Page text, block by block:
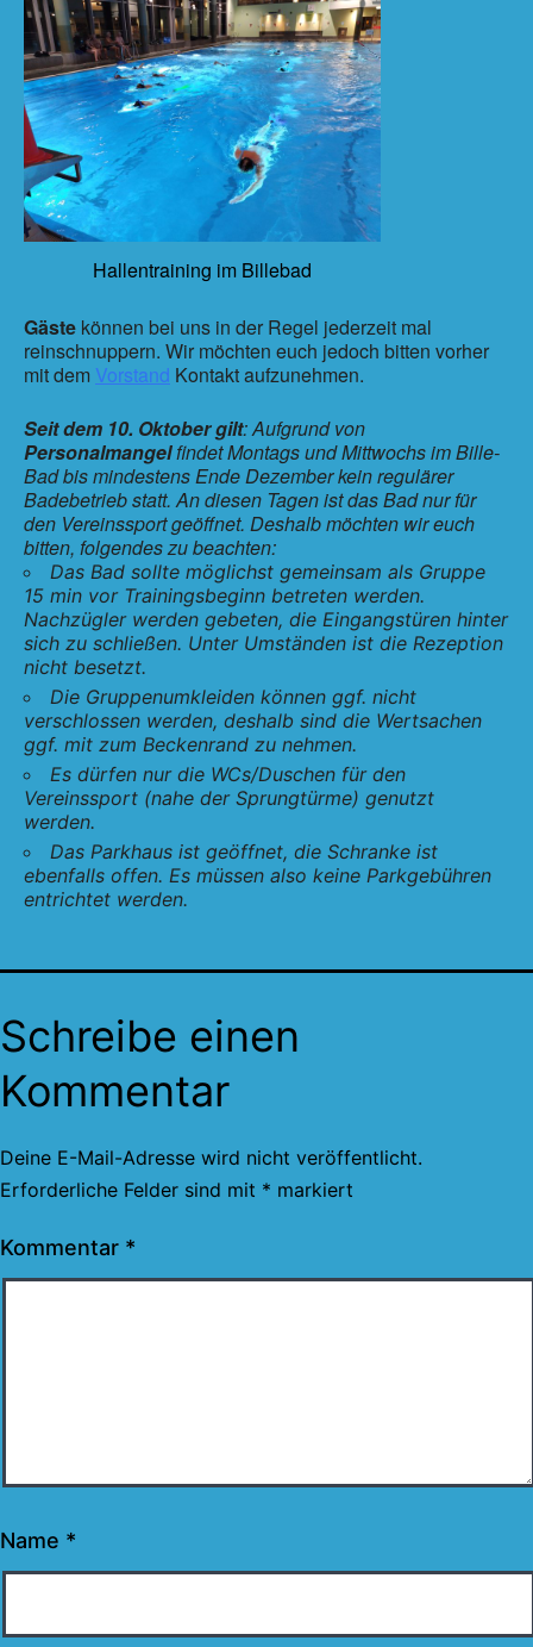
Hallentraining im Billebad
Gäste können bei uns in der Regel jederzeit mal
reinschnuppern. Wir möchten euch jedoch bitten vorher
mit dem Vorstand Kontakt aufzunehmen.
Seit dem 10. Oktober gilt: Aufgrund von
Personalmangelfindet Montags und Mittwochs im Bille-
Bad bis mindestens Ende Dezember kein regulärer
Badebetrieb statt. An diesen Tagen ist das Bad nur für
den Vereinssport geöffnet. Deshalb möchten wir euch
bitten, folgendes zu beachten:
Das Bad sollte möglichst gemeinsam als Gruppe
15 min vor Trainingsbeginn betreten werden.
Nachzügler werden gebeten, die Eingangstüren hinter
sich zu schließen. Unter Umständen ist die Rezeption
nicht besetzt.
Die Gruppenumkleiden können ggf. nicht
verschlossen werden, deshalb sind die Wertsachen
ggf. mit zum Beckenrand zu nehmen.
Es dürfen nur die WCs/Duschen für den
Vereinssport (nahe der Sprungtürme) genutzt
werden.
Das Parkhaus ist geöffnet, die Schranke ist
ebenfalls offen. Es müssen also keine Parkgebühren
entrichtet werden.
Schreibe einen
Kommentar
Deine E-Mail-Adresse wird nicht veröffentlicht.
Erforderliche Felder sind mit * markiert
Kommentar *
Name *